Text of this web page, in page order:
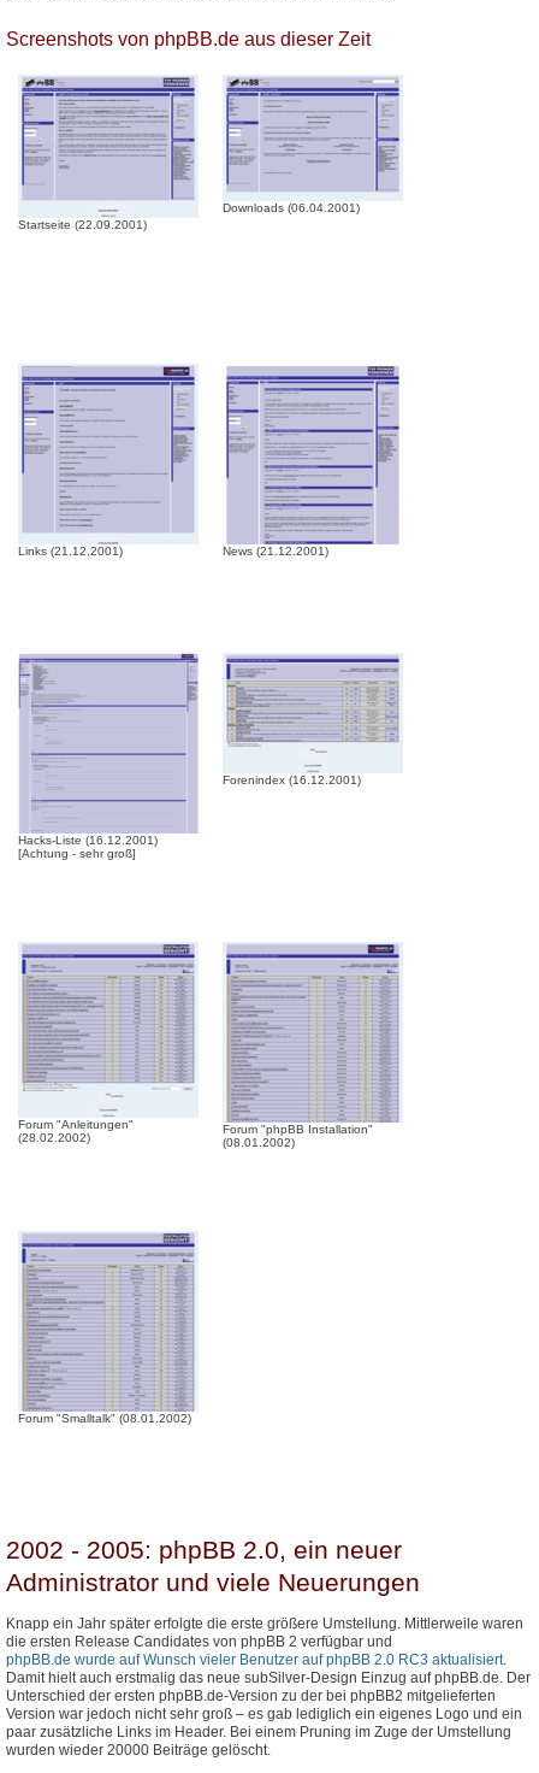
Screenshots von phpBB.de aus dieser Zeit
Startseite (22.09.2001)
Downloads (06.04.2001)
Links (21.12.2001) News (21.12.2001)
Hacks-Liste (16.12.2001)
[Achtung - sehr groß]
Forenindex (16.12.2001)
Forum "Anleitungen"
(28.02.2002)
Forum "phpBB Installation"
(08.01.2002)
Forum "Smalltalk" (08.01.2002)
2002 - 2005: phpBB 2.0, ein neuer
Administrator und viele Neuerungen
Knapp ein Jahr später erfolgte die erste größere Umstellung. Mittlerweile waren
die ersten Release Candidates von phpBB 2 verfügbar und
phpBB.de wurde auf Wunsch vieler Benutzer auf phpBB 2.0 RC3 aktualisiert.
Damit hielt auch erstmalig das neue subSilver-Design Einzug auf phpBB.de. Der
Unterschied der ersten phpBB.de-Version zu der bei phpBB2 mitgelieferten
Version war jedoch nicht sehr groß – es gab lediglich ein eigenes Logo und ein
paar zusätzliche Links im Header. Bei einem Pruning im Zuge der Umstellung
wurden wieder 20000 Beiträge gelöscht.